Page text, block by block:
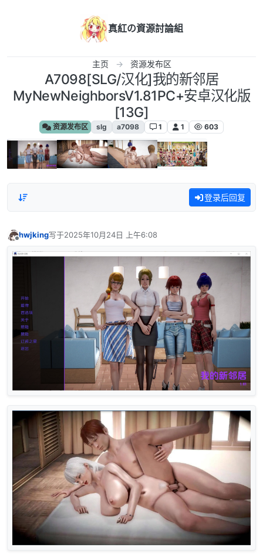
真紅の資源討論組
主页 资源发布区
A7098[SLG/汉化]我的新邻居
MyNewNeighborsV1.81PC+安卓汉化版
[13G]
资源发布区 slg a7098 1 1 603
登录后回复
hwjking写于2025年10月24日 上午6:08
最后由 编辑